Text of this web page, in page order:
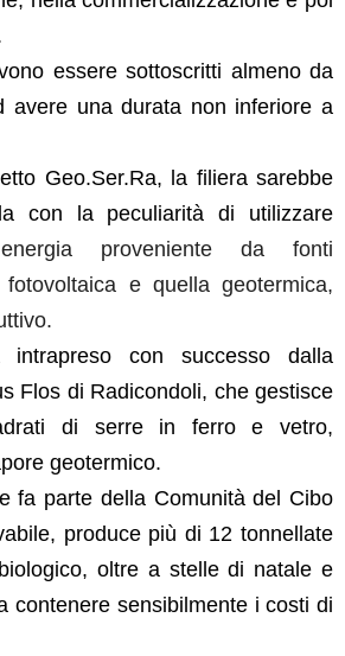
essere sottoscritti almeno da
avere una durata non inferiore a
Geo.Ser.Ra, la filiera sarebbe
con la peculiarità di utilizzare
energia proveniente da fonti
e quella geotermica,
con successo dalla
Flos di Radicondoli, che gestisce
di serre in ferro e vetro,
geotermico.
fa parte della Comunità del Cibo
produce più di 12 tonnellate
oltre a stelle di natale e
contenere sensibilmente i costi di